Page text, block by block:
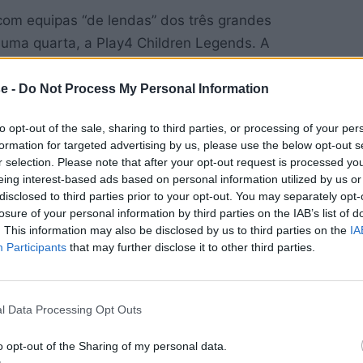
- Do Not Process My Personal Information
opt-out of the sale, sharing to third parties, or processing of your
for targeted advertising by us, please use the below opt-out
selection. Please note that after your opt-out request is processed
interest-based ads based on personal information utilized by us
to third parties prior to your opt-out. You may separately
of your personal information by third parties on the IAB’s list of
This information may also be disclosed by us to third parties on the
Participants that may further disclose it to other third parties.
Data Processing Opt Outs
opt-out of the Sharing of my personal data.
equipas “de lendas” dos três grandes
quarta, a Play4 Children Legends. A
Clube do Porto, decorrerá na manhã
a ter lugar às 16h. Já a final, está
entre jogos. “Vamos contar com uma Fan
períodos antes e depois dos jogos”,
de 5 euros para cada jogo e podem ser
próprio site da Play4Children. Todos os